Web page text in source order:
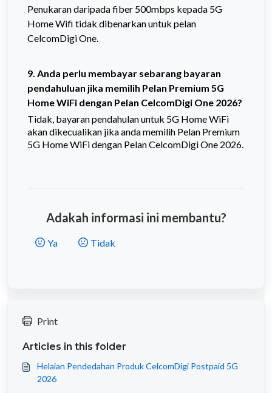
Penukaran daripada fiber 500mbps kepada 5G
Home Wifi tidak dibenarkan untuk pelan
CelcomDigi One.
9. Anda perlu membayar sebarang bayaran
pendahuluan jika memilih Pelan Premium 5G
Home WiFi dengan Pelan CelcomDigi One 2026?
Tidak, bayaran pendahulan untuk 5G Home WiFi
akan dikecualikan jika anda memilih Pelan Premium
5G Home WiFi dengan Pelan CelcomDigi One 2026.
Adakah informasi ini membantu?
Tidak
Ya
Print
Articles in this folder
Helaian Pendedahan Produk CelcomDigi Postpaid 5G
2026